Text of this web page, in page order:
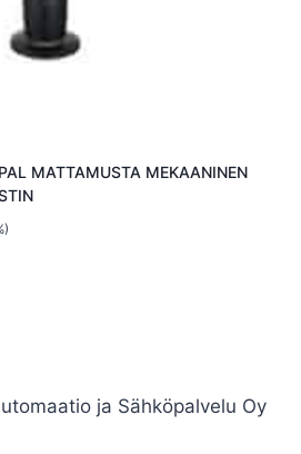
MATTAMUSTA MEKAANINEN
ja Sähköpalvelu Oy